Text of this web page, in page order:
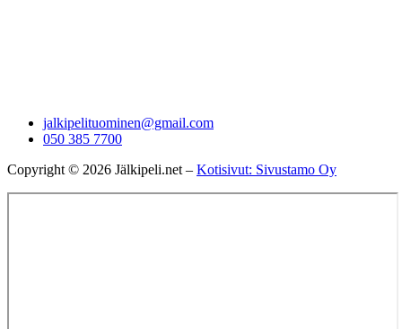
jalkipelituominen@gmail.com
050 385 7700
Copyright © 2026 Jälkipeli.net – Kotisivut: Sivustamo Oy